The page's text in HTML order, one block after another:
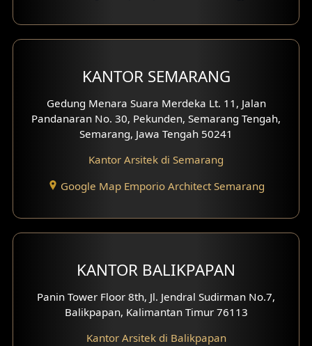
Desain Void
Desain Toilet Tamu
Desain Kanopi
Desain Gazebo
Desain Pantry
Desain Koridor
Desain Wallpanel
KANTOR SEMARANG
Gedung Menara Suara Merdeka Lt. 11, Jalan
Pandanaran No. 30, Pekunden, Semarang Tengah,
Semarang, Jawa Tengah 50241
Kantor Arsitek di Semarang
Google Map Emporio Architect Semarang
KANTOR BALIKPAPAN
Panin Tower Floor 8th, Jl. Jendral Sudirman No.7,
Balikpapan, Kalimantan Timur 76113
Kantor Arsitek di Balikpapan